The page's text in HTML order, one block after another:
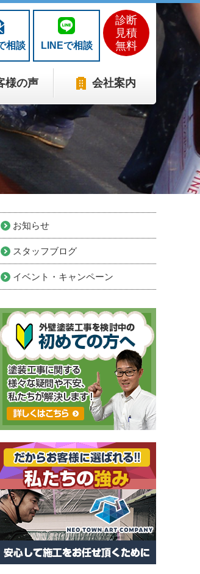
相談 LINEで相談
診断
見積
無料
様の声 会社案内
お知らせ
スタッフブログ
イベント・キャンペーン